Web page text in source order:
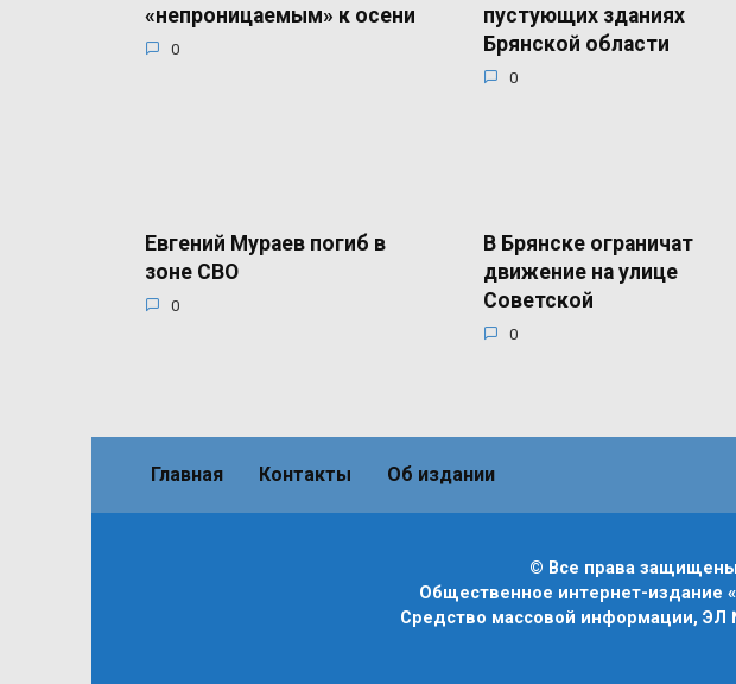
«непроницаемым» к осени
0
пустующих зданиях
Брянской области
0
Евгений Мураев погиб в
зоне СВО
0
В Брянске ограничат
движение на улице
Советской
0
Главная Контакты Об издании
© Все права защищены
Общественное интернет-издание
Средство массовой информации, ЭЛ